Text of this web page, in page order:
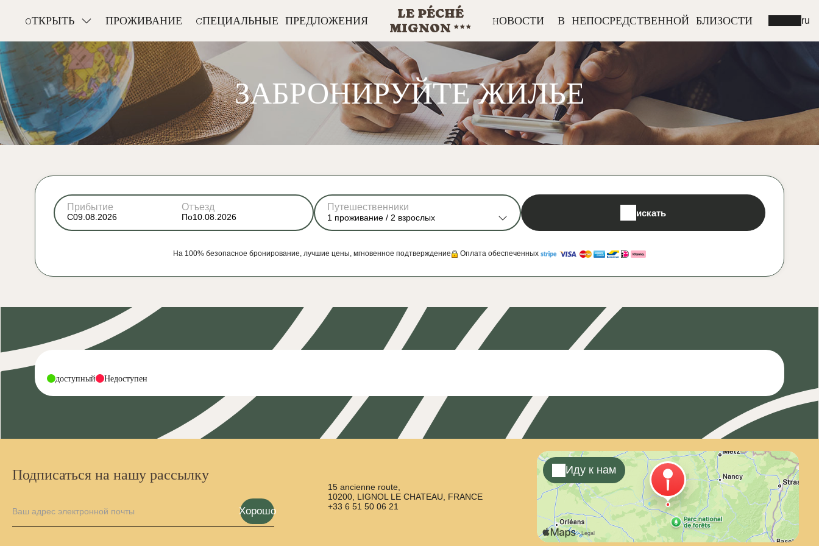
OТКРЫТЬ ПРОЖИВАНИЕ CПЕЦИАЛЬНЫЕ ПРЕДЛОЖЕНИЯ
LE PÉCHÉ
MIGNON
HОВОСТИ В НЕПОСРЕДСТВЕННОЙ БЛИЗОСТИ ru
ЗАБРОНИРУЙТЕ ЖИЛЬЕ
Прибытие
С
Отъезд
По
Путешественники
1 проживание / 2 взрослых искать
На 100% безопасное бронирование, лучшие цены, мгновенное подтверждение Оплата обеспеченных
доступный Недоступен
Подписаться на нашу рассылку
Хорошо
Иду к нам
15 ancienne route,
10200, LIGNOL LE CHATEAU, FRANCE
+33 6 51 50 06 21